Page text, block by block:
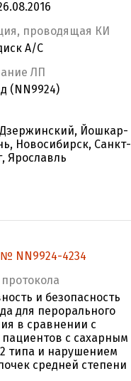
проводящая КИ
А/С
ЛП
(NN9924)
Йошкар-
Новосибирск, Санкт-
Ярославль
NN9924-4234
и безопасность
для перорального
в сравнении с
пациентов с сахарным
типа и нарушением
средней степени